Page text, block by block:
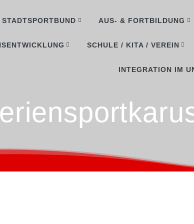
STADTSPORTBUND AUS- & FORTBILDUNG
SCHULE / KITA / VEREIN
INTEGRATION IM